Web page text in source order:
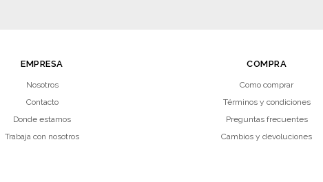
EMPRESA
Nosotros
Contacto
Donde estamos
Trabaja con nosotros
COMPRA
Como comprar
Términos y condiciones
Preguntas frecuentes
Cambios y devoluciones